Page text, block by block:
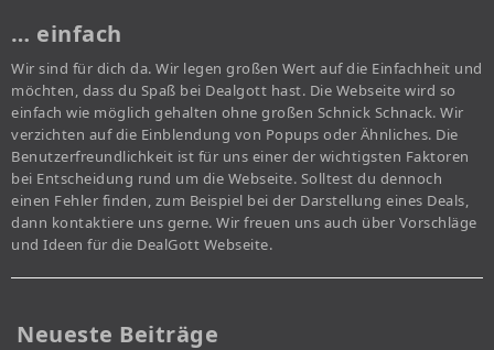
… einfach
Wir sind für dich da. Wir legen großen Wert auf die Einfachheit und
möchten, dass du Spaß bei Dealgott hast. Die Webseite wird so
einfach wie möglich gehalten ohne großen Schnick Schnack. Wir
verzichten auf die Einblendung von Popups oder Ähnliches. Die
Benutzerfreundlichkeit ist für uns einer der wichtigsten Faktoren
bei Entscheidung rund um die Webseite. Solltest du dennoch
einen Fehler finden, zum Beispiel bei der Darstellung eines Deals,
dann kontaktiere uns gerne. Wir freuen uns auch über Vorschläge
und Ideen für die DealGott Webseite.
Neueste Beiträge